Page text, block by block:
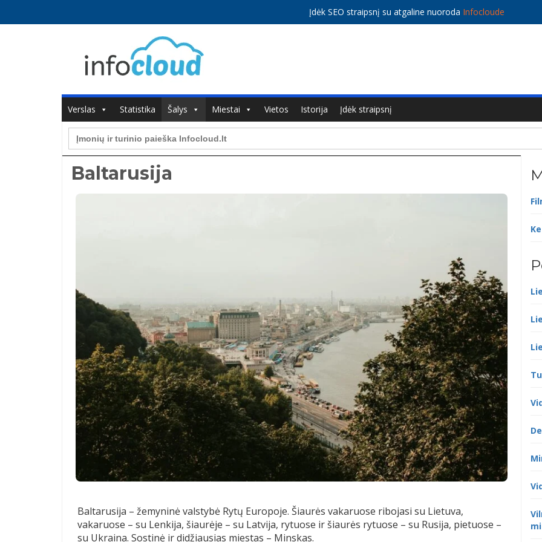
Įdėk SEO straipsnį su atgaline nuoroda Infocloude
Verslas Statistika Šalys Miestai Vietos Istorija
Įdėk straipsnį
Search
for:
Baltarusija
Baltarusija – žemyninė valstybė Rytų Europoje. Šiaurės vakaruose ribojasi su Lietuva,
vakaruose – su Lenkija, šiaurėje – su Latvija, rytuose ir šiaurės rytuose – su Rusija, pietuose –
su Ukraina. Sostinė ir didžiausias miestas – Minskas.